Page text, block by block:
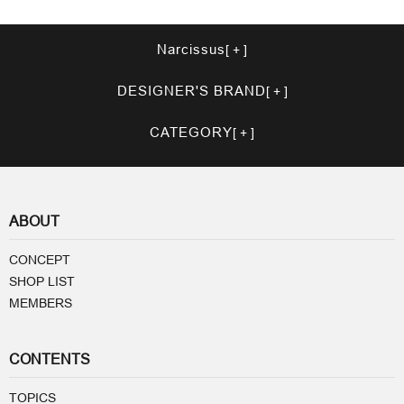
Narcissus
DESIGNER'S BRAND
CATEGORY
ABOUT
CONCEPT
SHOP LIST
MEMBERS
CONTENTS
TOPICS